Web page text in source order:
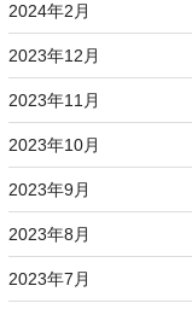
2024年2月
2023年12月
2023年11月
2023年10月
2023年9月
2023年8月
2023年7月